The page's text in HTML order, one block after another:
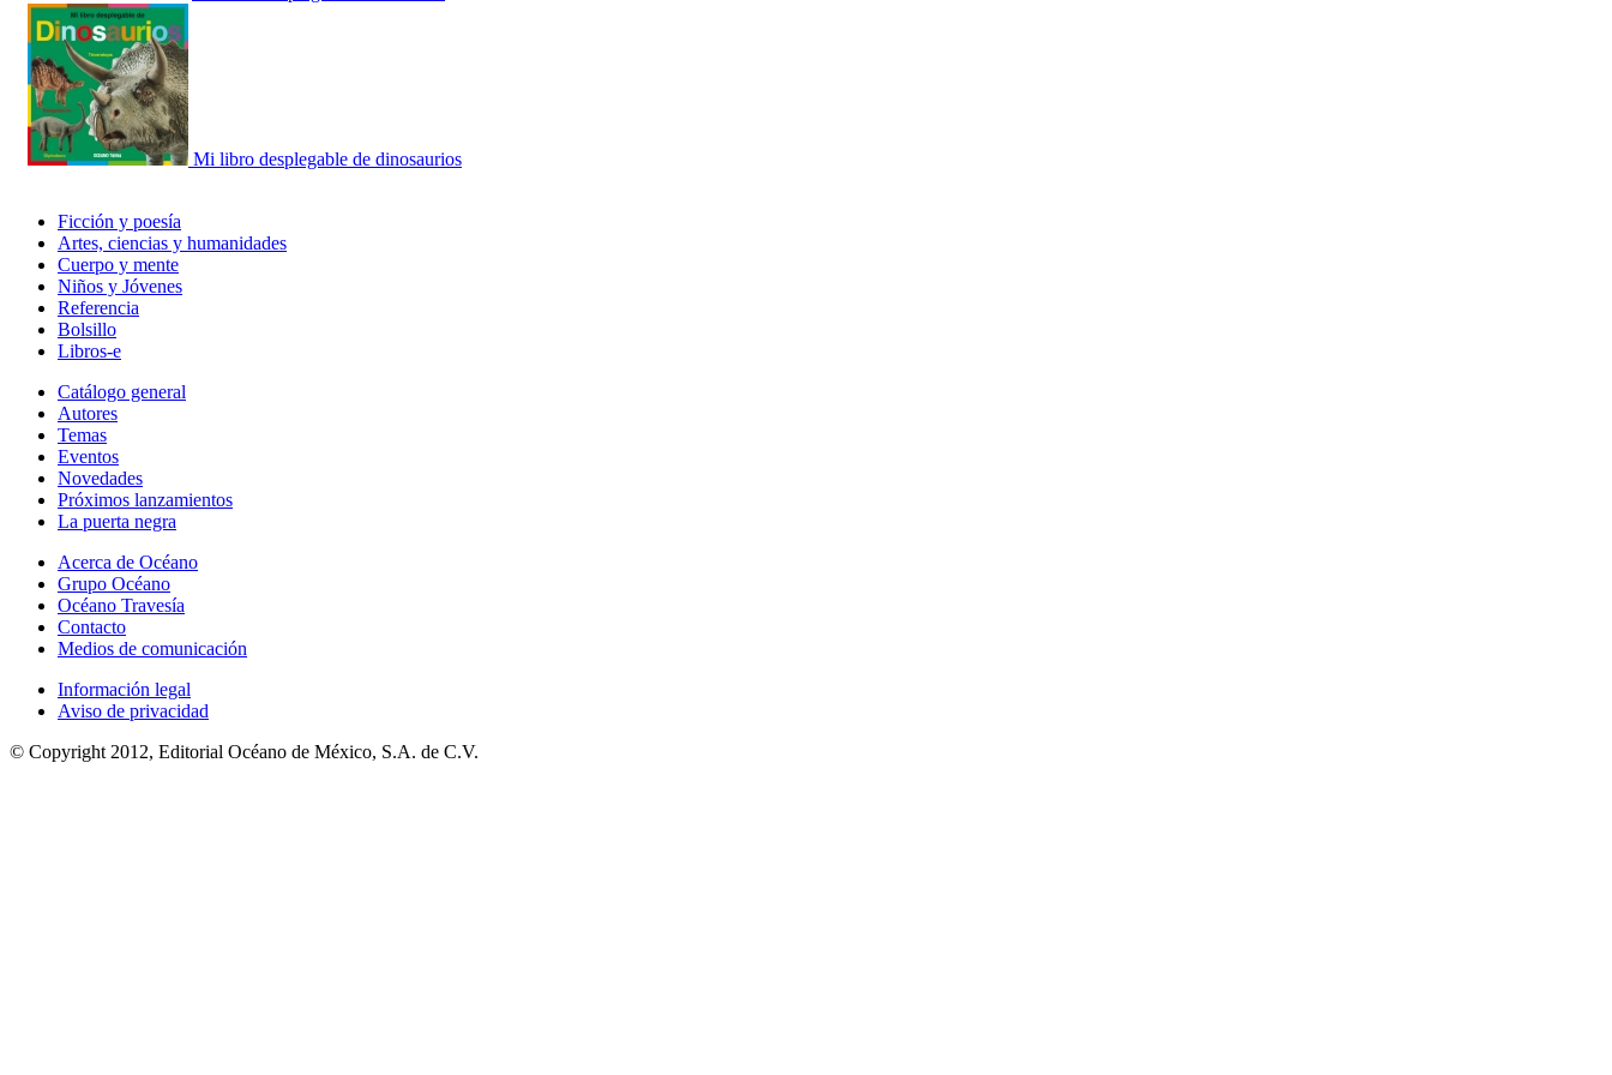
Mi libro desplegable de dinosaurios
Ficción y poesía
Artes, ciencias y humanidades
Cuerpo y mente
Niños y Jóvenes
Referencia
Bolsillo
Libros-e
Catálogo general
Autores
Temas
Eventos
Novedades
Próximos lanzamientos
La puerta negra
Acerca de Océano
Grupo Océano
Océano Travesía
Contacto
Medios de comunicación
Información legal
Aviso de privacidad
© Copyright 2012, Editorial Océano de México, S.A. de C.V.